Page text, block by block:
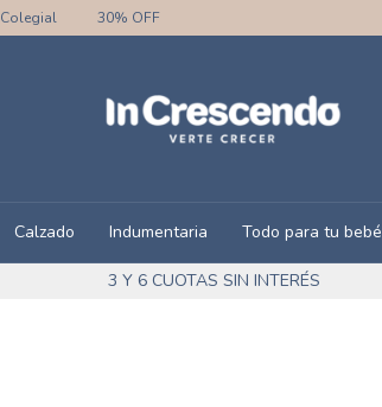
Colegial 30% OFF
3 Y 6 CUOTAS SIN INTERÉS
Calzado Indumentaria Todo para tu bebé